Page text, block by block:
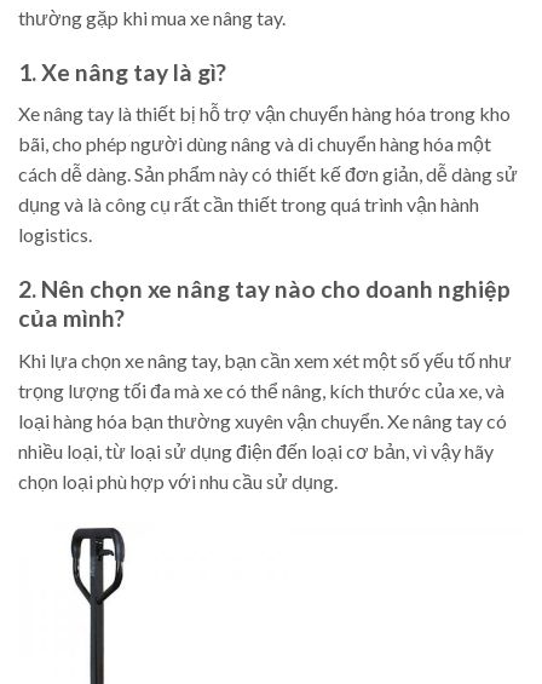
thường gặp khi mua xe nâng tay.
1. Xe nâng tay là gì?
Xe nâng tay là thiết bị hỗ trợ vận chuyển hàng hóa trong kho
bãi, cho phép người dùng nâng và di chuyển hàng hóa một
cách dễ dàng. Sản phẩm này có thiết kế đơn giản, dễ dàng sử
dụng và là công cụ rất cần thiết trong quá trình vận hành
logistics.
2. Nên chọn xe nâng tay nào cho doanh nghiệp
của mình?
Khi lựa chọn xe nâng tay, bạn cần xem xét một số yếu tố như
trọng lượng tối đa mà xe có thể nâng, kích thước của xe, và
loại hàng hóa bạn thường xuyên vận chuyển. Xe nâng tay có
nhiều loại, từ loại sử dụng điện đến loại cơ bản, vì vậy hãy
chọn loại phù hợp với nhu cầu sử dụng.